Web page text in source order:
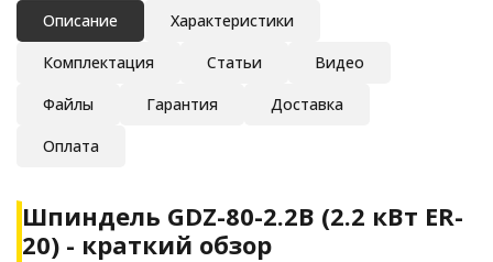
Описание
Характеристики
Комплектация
Статьи
Видео
Файлы
Гарантия
Доставка
Оплата
Шпиндель GDZ-80-2.2B (2.2 кВт ER-
20) - краткий обзор